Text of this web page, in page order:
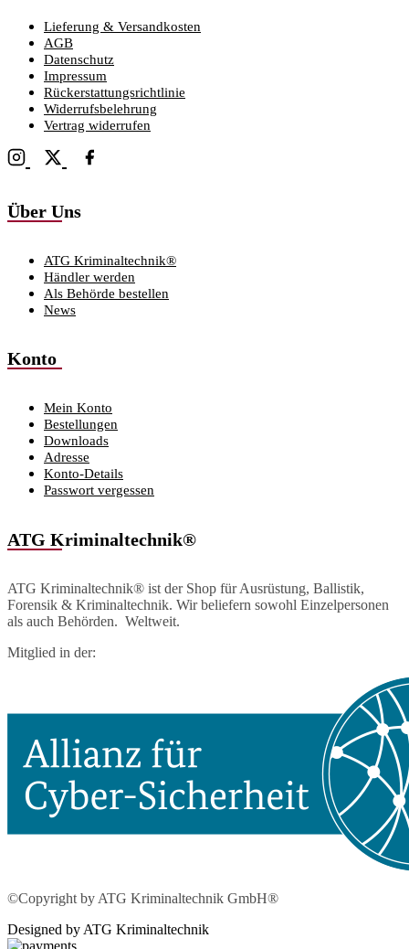
Lieferung & Versandkosten
AGB
Datenschutz
Impressum
Rückerstattungsrichtlinie
Widerrufsbelehrung
Vertrag widerrufen
Über Uns
ATG Kriminaltechnik®
Händler werden
Als Behörde bestellen
News
Konto
Mein Konto
Bestellungen
Downloads
Adresse
Konto-Details
Passwort vergessen
ATG Kriminaltechnik®
ATG Kriminaltechnik® ist der Shop für Ausrüstung, Ballistik,
Forensik & Kriminaltechnik. Wir beliefern sowohl Einzelpersonen
als auch Behörden. Weltweit.
Mitglied in der:
©Copyright by ATG Kriminaltechnik GmbH®
Designed by ATG Kriminaltechnik